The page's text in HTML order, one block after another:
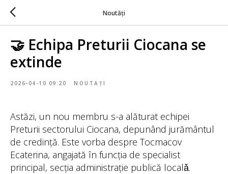
Noutăți
🤝 Echipa Preturii Ciocana se
extinde
2026-04-10 09:20 NOUTAȚI
Astăzi, un nou membru s-a alăturat echipei
Preturii sectorului Ciocana, depunând jurământul
de credință. Este vorba despre Tocmacov
Ecaterina, angajată în funcția de specialist
principal, secția administrație publică localǎ.